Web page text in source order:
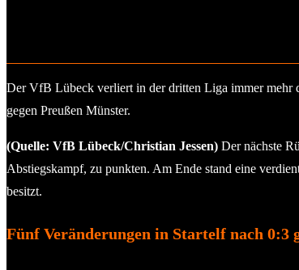
Der VfB Lübeck verliert in der dritten Liga immer mehr
gegen Preußen Münster.
(Quelle: VfB Lübeck/Christian Jessen) Der nächste
Abstiegskampf, zu punkten. Am Ende stand eine
besitzt.
Fünf Veränderungen in Startelf nach 0:3